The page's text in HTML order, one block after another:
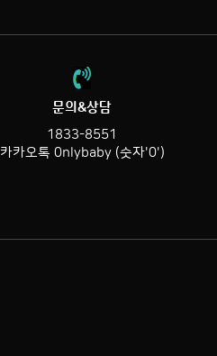
문의&상담
1833-8551
카카오톡 0nlybaby (숫자'0')